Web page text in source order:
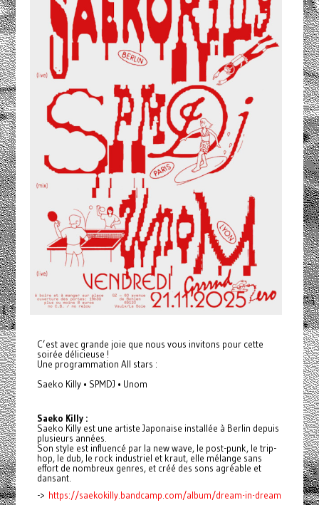
C’est avec grande joie que nous vous invitons pour cette
soirée délicieuse !
Une programmation All stars :
Saeko Killy • SPMDJ • Unom
Saeko Killy :
Saeko Killy est une artiste Japonaise installée à Berlin depuis
plusieurs années.
Son style est influencé par la new wave, le post-punk, le trip-
hop, le dub, le rock industriel et kraut, elle mélange sans
effort de nombreux genres, et créé des sons agréable et
dansant.
-> https://saekokilly.bandcamp.com/album/dream-in-dream